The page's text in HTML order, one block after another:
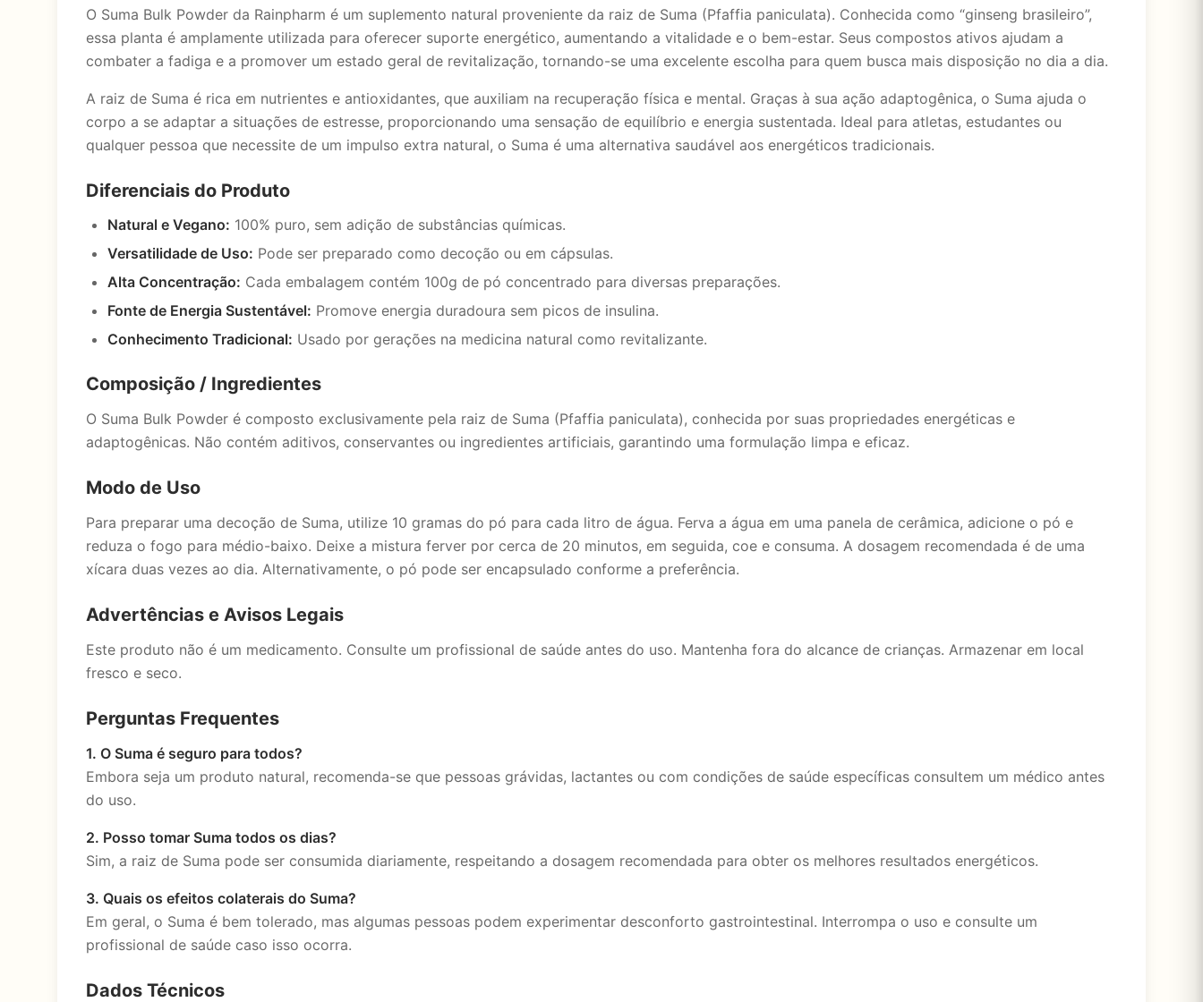
O Suma Bulk Powder da Rainpharm é um suplemento natural proveniente da raiz de Suma (Pfaffia paniculata). Conhecida como “ginseng brasileiro”,
essa planta é amplamente utilizada para oferecer suporte energético, aumentando a vitalidade e o bem-estar. Seus compostos ativos ajudam a
combater a fadiga e a promover um estado geral de revitalização, tornando-se uma excelente escolha para quem busca mais disposição no dia a dia.
A raiz de Suma é rica em nutrientes e antioxidantes, que auxiliam na recuperação física e mental. Graças à sua ação adaptogênica, o Suma ajuda o
corpo a se adaptar a situações de estresse, proporcionando uma sensação de equilíbrio e energia sustentada. Ideal para atletas, estudantes ou
qualquer pessoa que necessite de um impulso extra natural, o Suma é uma alternativa saudável aos energéticos tradicionais.
Diferenciais do Produto
Natural e Vegano: 100% puro, sem adição de substâncias químicas.
Versatilidade de Uso: Pode ser preparado como decoção ou em cápsulas.
Alta Concentração: Cada embalagem contém 100g de pó concentrado para diversas preparações.
Fonte de Energia Sustentável: Promove energia duradoura sem picos de insulina.
Conhecimento Tradicional: Usado por gerações na medicina natural como revitalizante.
Composição / Ingredientes
O Suma Bulk Powder é composto exclusivamente pela raiz de Suma (Pfaffia paniculata), conhecida por suas propriedades energéticas e
adaptogênicas. Não contém aditivos, conservantes ou ingredientes artificiais, garantindo uma formulação limpa e eficaz.
Modo de Uso
Para preparar uma decoção de Suma, utilize 10 gramas do pó para cada litro de água. Ferva a água em uma panela de cerâmica, adicione o pó e
reduza o fogo para médio-baixo. Deixe a mistura ferver por cerca de 20 minutos, em seguida, coe e consuma. A dosagem recomendada é de uma
xícara duas vezes ao dia. Alternativamente, o pó pode ser encapsulado conforme a preferência.
Advertências e Avisos Legais
Este produto não é um medicamento. Consulte um profissional de saúde antes do uso. Mantenha fora do alcance de crianças. Armazenar em local
fresco e seco.
Perguntas Frequentes
1. O Suma é seguro para todos?
Embora seja um produto natural, recomenda-se que pessoas grávidas, lactantes ou com condições de saúde específicas consultem um médico antes
do uso.
2. Posso tomar Suma todos os dias?
Sim, a raiz de Suma pode ser consumida diariamente, respeitando a dosagem recomendada para obter os melhores resultados energéticos.
3. Quais os efeitos colaterais do Suma?
Em geral, o Suma é bem tolerado, mas algumas pessoas podem experimentar desconforto gastrointestinal. Interrompa o uso e consulte um
profissional de saúde caso isso ocorra.
Dados Técnicos